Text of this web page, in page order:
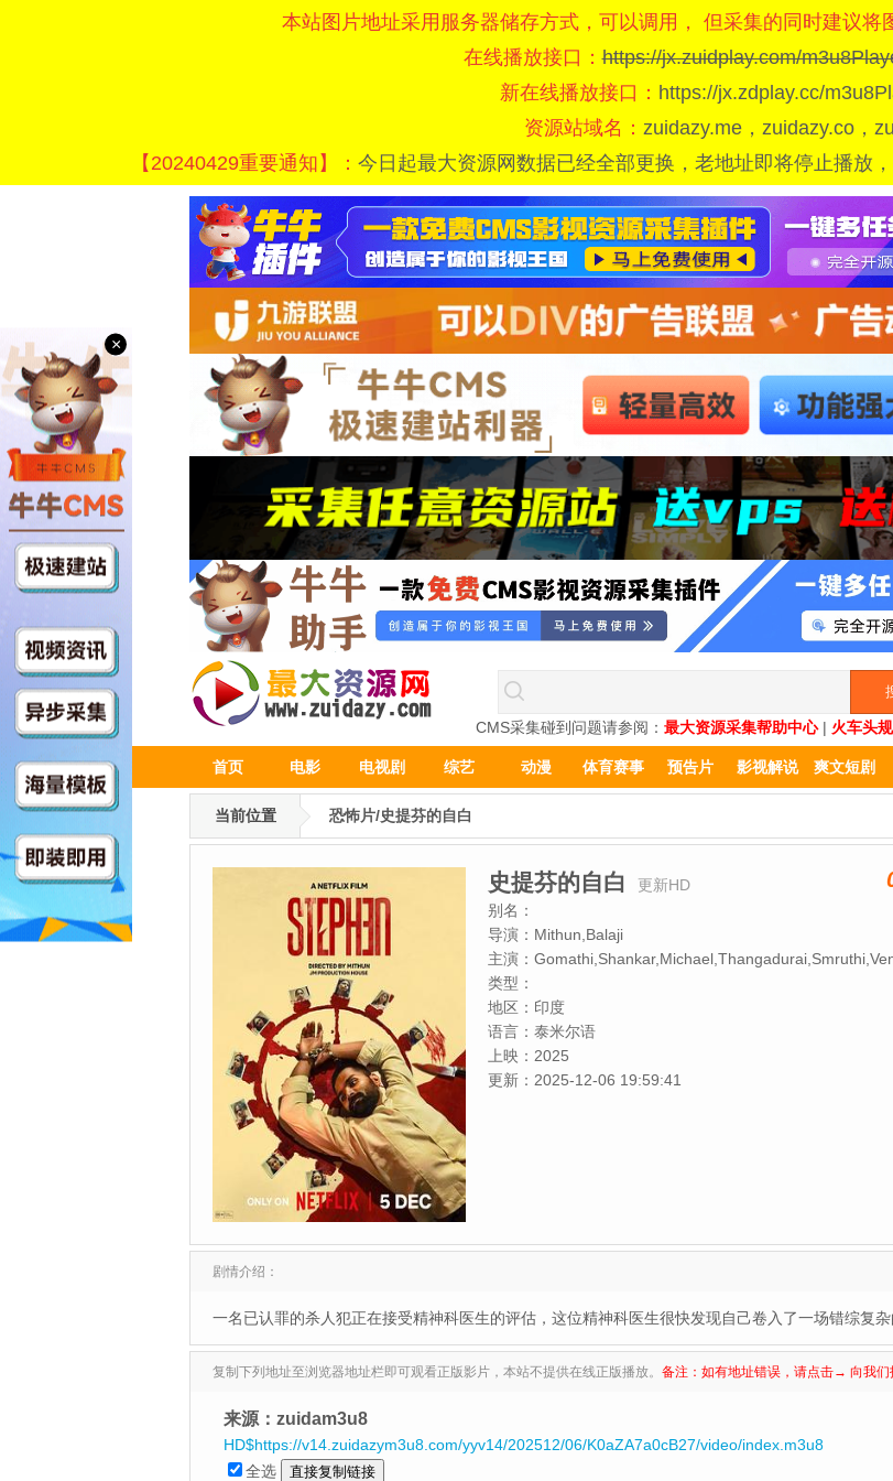
本站图片地址采用服务器储存方式，可以调用， 但采集的同时建议将
在线播放接口：https://jx.zuidplay.com/
新在线播放接口： https://jx.zdplay.cc/
资源站域名： zuidazy.me，zuidazy.co，
【20240429重要通知】： 今日起最大资源网数据已经全部更换，老地址即将停止播放
CMS采集碰到问题请参阅： 最大资源采集帮助中心| 火车头
首页 电影 电视剧 综艺 动漫 体育赛事 预告片 影视解说 爽文短剧
当前位置 恐怖片/史提芬的自白
史提芬的自白 更新HD
别名：
导演： Mithun,Balaji
主演：
类型：
地区： 印度
语言： 泰米尔语
上映： 2025
更新： 2025-12-06 19:59:41
剧情介绍：
一名已认罪的杀人犯正在接受精神科医生的评估，这位精神科医生很快发现自己卷入了一场错综复
复制下列地址至浏览器地址栏即可观看正版影片，本站不提供在线正版播放。 备注：如有地址错误，请点击→ 向我们
来源：zuidam3u8
HD$https://v14.zuidazym3u8.com/yyv14/202512/06/K0aZA7a0cB27/video/index.m3u8
全选
×